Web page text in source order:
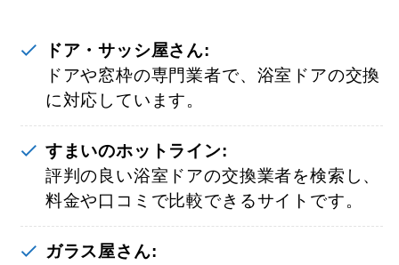
ドア・サッシ屋さん:
ドアや窓枠の専門業者で、浴室ドアの交換
に対応しています。
すまいのホットライン:
評判の良い浴室ドアの交換業者を検索し、
料金や口コミで比較できるサイトです。
ガラス屋さん: